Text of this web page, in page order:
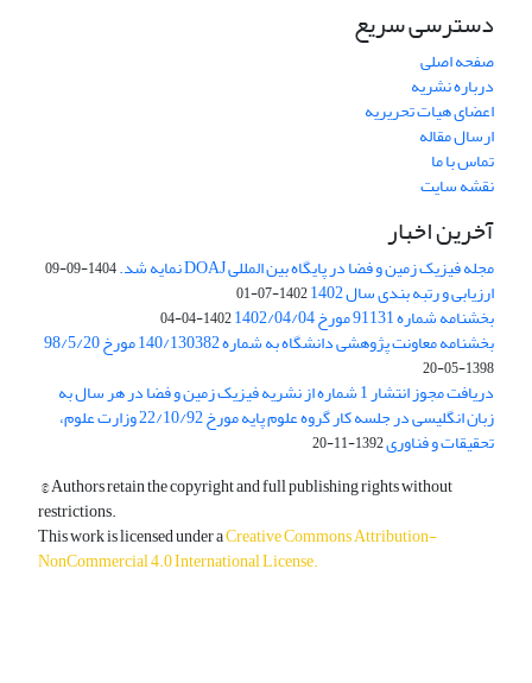
دسترسی سریع
صفحه اصلی
درباره نشریه
اعضای هیات تحریریه
ارسال مقاله
تماس با ما
نقشه سایت
آخرین اخبار
مجله فیزیک زمین و فضا در پایگاه بین المللی DOAJ نمایه شد. 1404-09-09
ارزیابی و رتبه بندی سال 1402 1402-07-01
بخشنامه شماره 91131 مورخ 1402/04/04 1402-04-04
بخشنامه معاونت پژوهشی دانشگاه به شماره 140/130382 مورخ 98/5/20
1398-05-20
دریافت مجوز انتشار 1 شماره از نشریه فیزیک زمین و فضا در هر سال به
زبان انگلیسی در جلسه کار گروه علوم پایه مورخ 22/10/92 وزارت علوم،
تحقیقات و فناوری1392-11-20
© Authors retain the copyright and full publishing rights without
restrictions.
This work is licensed under aCreative Commons Attribution-
NonCommercial 4.0 International License.